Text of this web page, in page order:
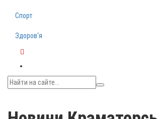
Спорт
Здоров‘я